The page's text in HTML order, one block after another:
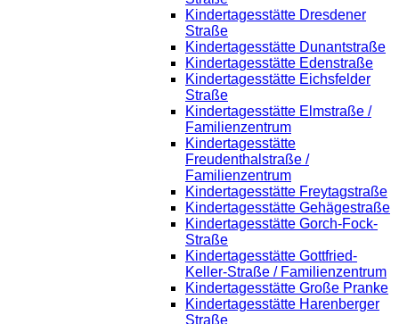
Kindertagesstätte Dresdener
Straße
Kindertagesstätte Dunantstraße
Kindertagesstätte Edenstraße
Kindertagesstätte Eichsfelder
Straße
Kindertagesstätte Elmstraße /
Familienzentrum
Kindertagesstätte
Freudenthalstraße /
Familienzentrum
Kindertagesstätte Freytagstraße
Kindertagesstätte Gehägestraße
Kindertagesstätte Gorch-Fock-
Straße
Kindertagesstätte Gottfried-
Keller-Straße / Familienzentrum
Kindertagesstätte Große Pranke
Kindertagesstätte Harenberger
Straße